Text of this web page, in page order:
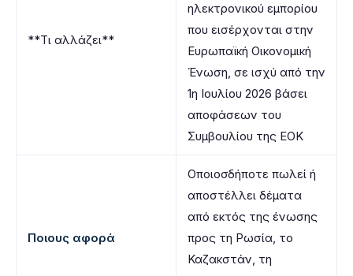
**Τι αλλάζει**
ηλεκτρονικού εμπορίου
που εισέρχονται στην
Ευρωπαϊκή Οικονομική
Ένωση, σε ισχύ από την
1η Ιουλίου 2026 βάσει
αποφάσεων του
Συμβουλίου της ΕΟΚ
Ποιους αφορά
Οποιοσδήποτε πωλεί ή
αποστέλλει δέματα
από εκτός της ένωσης
προς τη Ρωσία, το
Καζακστάν, τη